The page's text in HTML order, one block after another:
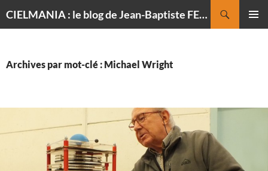
CIELMANIA : le blog de Jean-Baptiste FELDMANN, photographe du ciel
Archives par mot-clé : Michael Wright